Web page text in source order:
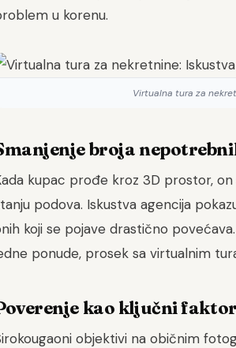
u korenu.
Virtualna tura za
broja
kupac prođe kroz 3D prostor,
podova. Iskustva agencija
koji se pojave drastično
ponude, prosek sa virtualnim
kao ključni
objektivi na običnim